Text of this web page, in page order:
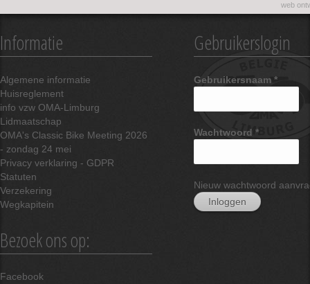
web
Informatie
Algemene informatie
Huisreglement
info vzw OMA-Limburg
Lidmaatschap
OMA's Classic Bike Meeting 2026
- zondag 24 mei
Privacy verklaring - GDPR
Statuten
Verzekering
Wegkapitein
Bezoek ons op:
Facebook
Gebruikerslogin
Gebruikersnaam *
Wachtwoord *
Nieuw wachtwoord